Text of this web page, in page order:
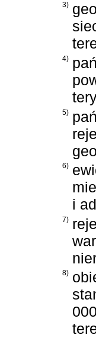
3)
4)
5)
6)
i
7)
8)